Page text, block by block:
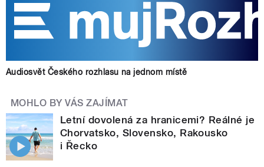
Audiosvět Českého rozhlasu na jednom místě
MOHLO BY VÁS ZAJÍMAT
Letní dovolená za hranicemi? Reálné je
Chorvatsko, Slovensko, Rakousko
i Řecko